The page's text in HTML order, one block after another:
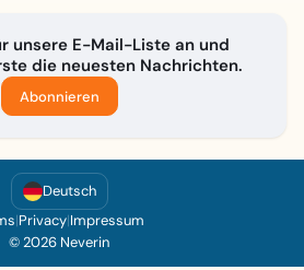
unsere E-Mail-Liste an und
die neuesten Nachrichten.
Abonnieren
Deutsch
|Privacy|Impressum
© 2026 Neverin